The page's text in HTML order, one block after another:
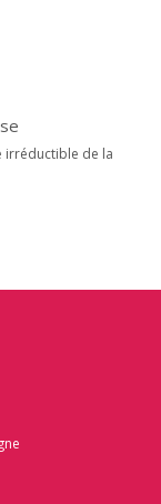
irréductible de la